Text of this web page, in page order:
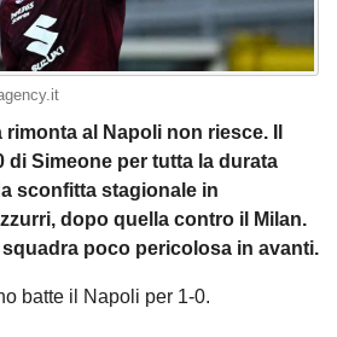
al Napoli non riesce. Il
di Simeone per tutta la durata
sconfitta stagionale in
dopo quella contro il Milan.
poco pericolosa in avanti.
batte il Napoli per 1-0.